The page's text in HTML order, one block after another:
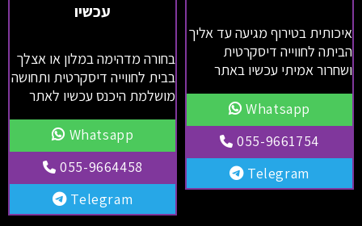
איכותית בטירוף מגיעה עד אליך
הביתה לחווייה דיסקרטית
ושחרור אמיתי עכשיו באתר
Whatsapp
055-9661754
Telegram
עכשיו
בחורה מדהימה במלון או אצלך
בבית לחווייה דיסקרטית ותחושה
מושלמת היכנס עכשיו לאתר
Whatsapp
055-9664458
Telegram